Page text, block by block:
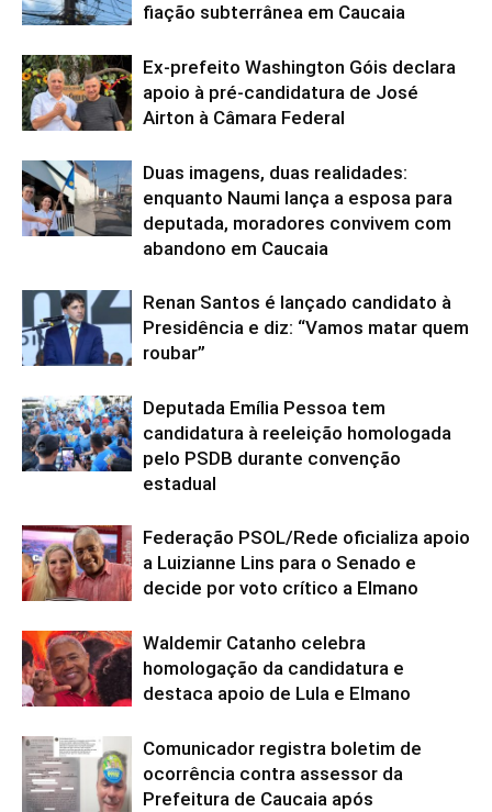
fiação subterrânea em Caucaia
Ex-prefeito Washington Góis declara
apoio à pré-candidatura de José
Airton à Câmara Federal
Duas imagens, duas realidades:
enquanto Naumi lança a esposa para
deputada, moradores convivem com
abandono em Caucaia
Renan Santos é lançado candidato à
Presidência e diz: “Vamos matar quem
roubar”
Deputada Emília Pessoa tem
candidatura à reeleição homologada
pelo PSDB durante convenção
estadual
Federação PSOL/Rede oficializa apoio
a Luizianne Lins para o Senado e
decide por voto crítico a Elmano
Waldemir Catanho celebra
homologação da candidatura e
destaca apoio de Lula e Elmano
Comunicador registra boletim de
ocorrência contra assessor da
Prefeitura de Caucaia após